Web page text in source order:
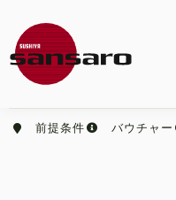
前提条件 バウチャー